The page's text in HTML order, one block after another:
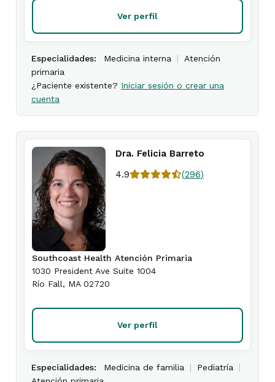
Ver perfil
Especialidades: Medicina interna |
Atención
primaria
¿Paciente existente? Iniciar sesión o crear una
cuenta
Dra. Felicia Barreto
4.9
(296)
Southcoast Health Atención Primaria
1030 President Ave Suite 1004
Río Fall, MA 02720
Ver perfil
Especialidades: Medicina de familia | Pediatría |